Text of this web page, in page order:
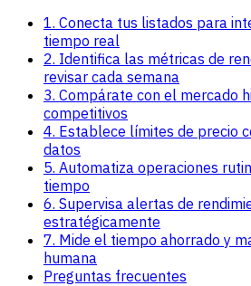
1. Conecta tus listados para
tiempo real
2. Identifica las métricas de
revisar cada semana
3. Compárate con el mercado
competitivos
4. Establece límites de precio
datos
5. Automatiza operaciones
tiempo
6. Supervisa alertas de
estratégicamente
7. Mide el tiempo ahorrado y
humana
Preguntas frecuentes